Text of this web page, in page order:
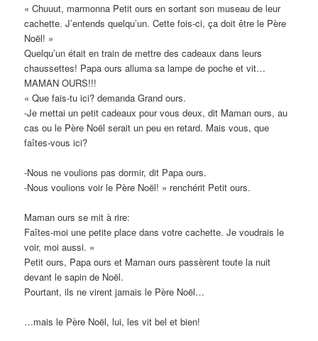
« Chuuut, marmonna Petit ours en sortant son museau de leur
cachette. J’entends quelqu’un. Cette fois-ci, ça doit être le Père
Noël! »
Quelqu’un était en train de mettre des cadeaux dans leurs
chaussettes! Papa ours alluma sa lampe de poche et vit…
MAMAN OURS!!!
« Que fais-tu ici? demanda Grand ours.
-Je mettai un petit cadeaux pour vous deux, dit Maman ours, au
cas ou le Père Noël serait un peu en retard. Mais vous, que
faîtes-vous ici?
-Nous ne voulions pas dormir, dit Papa ours.
-Nous voulions voir le Père Noël! » renchérit Petit ours.
Maman ours se mit à rire:
Faîtes-moi une petite place dans votre cachette. Je voudrais le
voir, moi aussi. »
Petit ours, Papa ours et Maman ours passèrent toute la nuit
devant le sapin de Noël.
Pourtant, ils ne virent jamais le Père Noël…
…mais le Père Noël, lui, les vit bel et bien!